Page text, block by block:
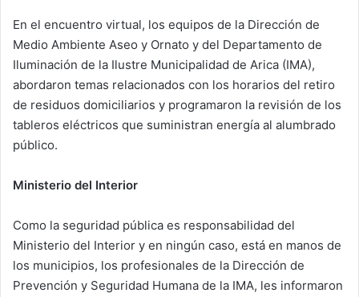
En el encuentro virtual, los equipos de la Dirección de
Medio Ambiente Aseo y Ornato y del Departamento de
Iluminación de la Ilustre Municipalidad de Arica (IMA),
abordaron temas relacionados con los horarios del retiro
de residuos domiciliarios y programaron la revisión de los
tableros eléctricos que suministran energía al alumbrado
público.
Ministerio del Interior
Como la seguridad pública es responsabilidad del
Ministerio del Interior y en ningún caso, está en manos de
los municipios, los profesionales de la Dirección de
Prevención y Seguridad Humana de la IMA, les informaron